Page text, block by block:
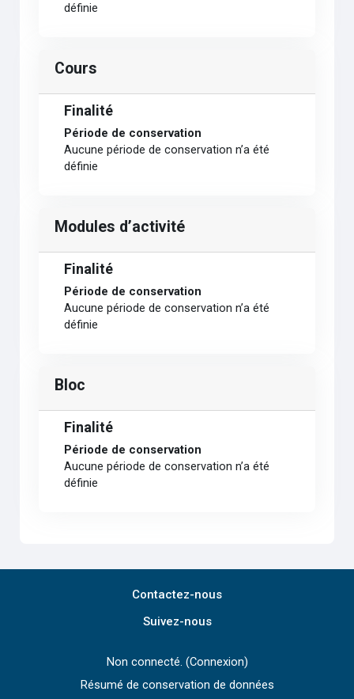
définie
Cours
Finalité
Période de conservation
Aucune période de conservation n’a été
définie
Modules d’activité
Finalité
Période de conservation
Aucune période de conservation n’a été
définie
Bloc
Finalité
Période de conservation
Aucune période de conservation n’a été
définie
Contactez-nous
Suivez-nous
Non connecté. (Connexion)
Résumé de conservation de données